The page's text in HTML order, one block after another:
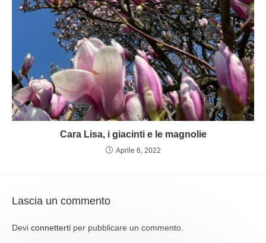
Cara Lisa, i giacinti e le magnolie
Aprile 6, 2022
Lascia un commento
Devi connetterti per pubblicare un commento.